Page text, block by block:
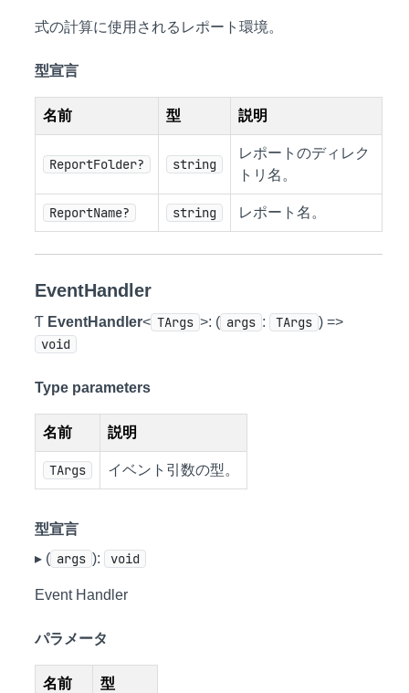
式の計算に使用されるレポート環境。
型宣言
名前 型 説明
ReportFolder? string
レポートのディレク
トリ名。
ReportName? string レポート名。
EventHandler
Ƭ EventHandler< TArgs >: ( args : TArgs ) =>
void
Type parameters
名前 説明
TArgs イベント引数の型。
型宣言
▸ ( args ): void
Event Handler
パラメータ
名前 型